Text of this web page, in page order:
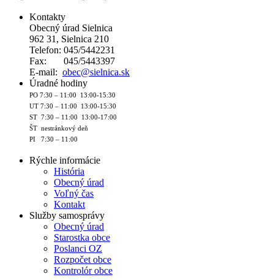
Kontakty
Obecný úrad Sielnica
962 31, Sielnica 210
Telefon: 045/5442231
Fax: 045/5443397
E-mail: obec@sielnica.sk
Úradné hodiny
PO 7:30 – 11:00 13:00-15:30
UT 7:30 – 11:00 13:00-15:30
ST 7:30 – 11:00 13:00-17:00
ŠT nestránkový deň
PI 7:30 – 11:00
Rýchle informácie
História
Obecný úrad
Voľný čas
Kontakt
Služby samosprávy
Obecný úrad
Starostka obce
Poslanci OZ
Rozpočet obce
Kontrolór obce